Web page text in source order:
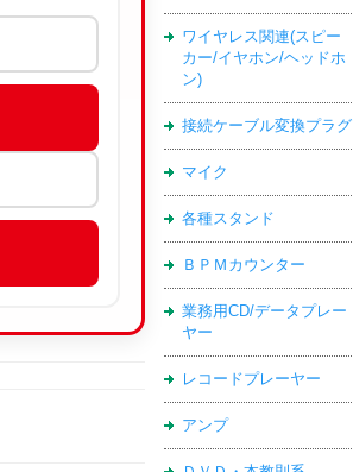
ワイヤレス関連(スピー
カー/イヤホン/ヘッドホ
ン)
接続ケーブル変換プラグ
マイク
各種スタンド
ＢＰＭカウンター
業務用CD/データプレー
ヤー
レコードプレーヤー
アンプ